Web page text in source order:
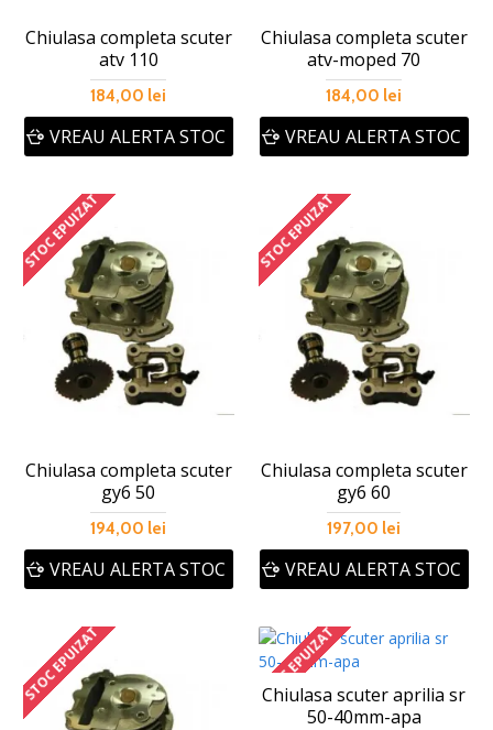
Chiulasa completa scuter
atv 110
184,00 lei
VREAU ALERTA STOC
Chiulasa completa scuter
atv-moped 70
184,00 lei
VREAU ALERTA STOC
STOC EPUIZAT
Chiulasa completa scuter
gy6 50
194,00 lei
VREAU ALERTA STOC
STOC EPUIZAT
Chiulasa completa scuter
gy6 60
197,00 lei
VREAU ALERTA STOC
STOC EPUIZAT STOC EPUIZAT
Chiulasa scuter aprilia sr
50-40mm-apa